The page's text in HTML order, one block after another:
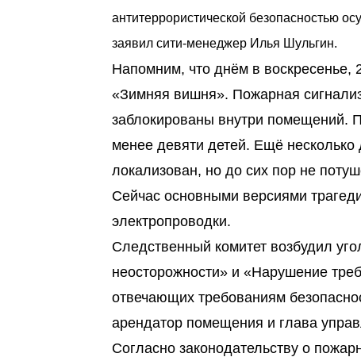
антитеррористической безопасностью
заявил сити-менеджер Илья Шульгин.
Напомним, что днём в воскресенье,
«Зимняя вишня». Пожарная
заблокированы внутри помещений.
менее девяти детей. Ещё
локализован, но до сих пор не
Сейчас основными версиями
электропроводки.
Следственный комитет возбудил
неосторожности» и «Нарушение
отвечающих требованиям
арендатор помещения и глава
Согласно законодательству о